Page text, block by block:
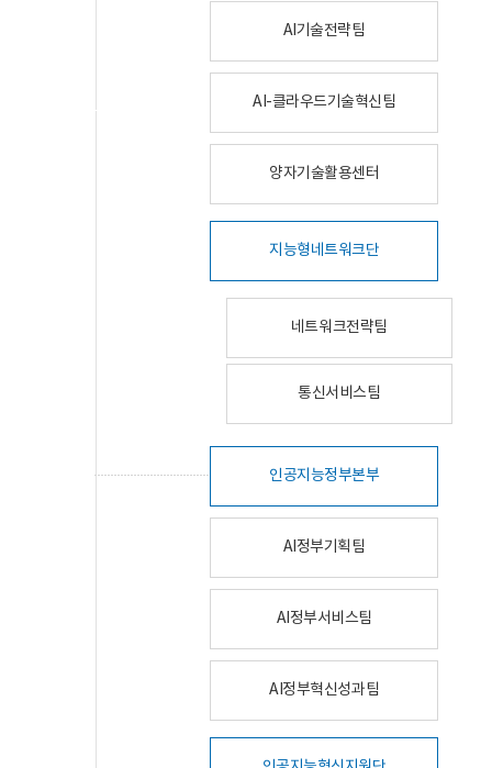
AI기술전략팀
AI-클라우드기술혁신팀
양자기술활용센터
지능형네트워크단
네트워크전략팀
통신서비스팀
인공지능정부본부
AI정부기획팀
AI정부서비스팀
AI정부혁신성과팀